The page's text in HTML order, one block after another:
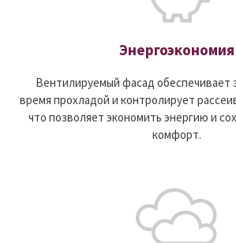
Энергоэкономия
Вентилируемый фасад обеспечивает
время прохладой и контролирует
что позволяет экономить энергию и
комфорт.